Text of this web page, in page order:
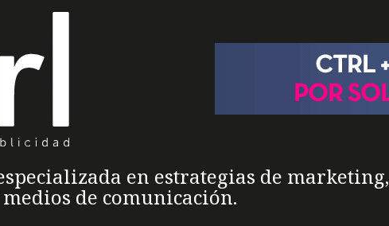
en estrategias de marketing,
de comunicación.